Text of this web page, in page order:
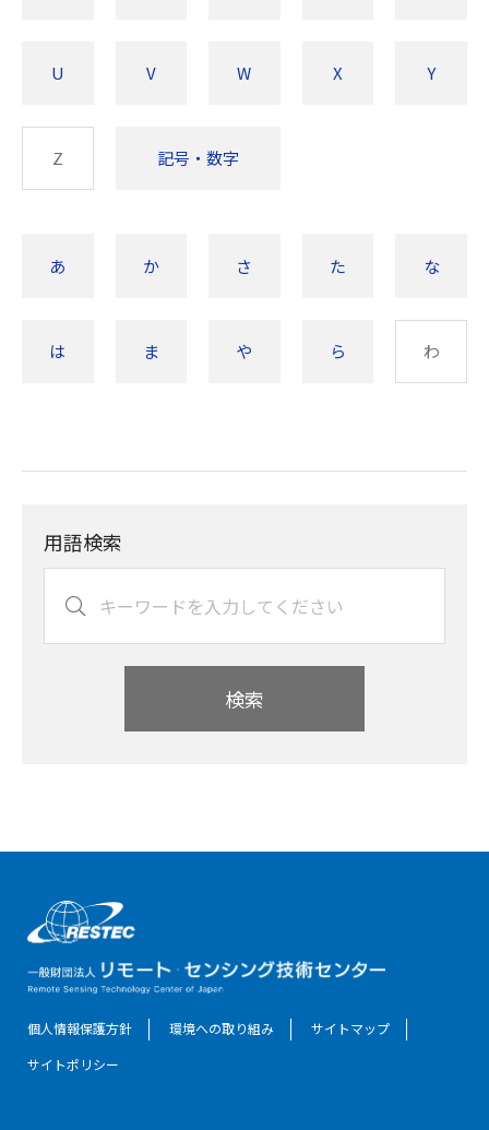
U V W X Y
Z 記号・数字
あ か さ た な
は ま や ら わ
用語検索
検索
個人情報保護方針 環境への取り組み
サイトマップ
サイトポリシー